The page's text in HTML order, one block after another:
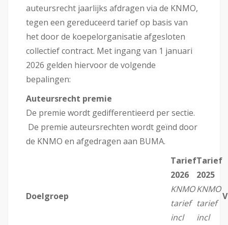
auteursrecht jaarlijks afdragen via de KNMO,
tegen een gereduceerd tarief op basis van
het door de koepelorganisatie afgesloten
collectief contract. Met ingang van 1 januari
2026 gelden hiervoor de volgende
bepalingen:
Auteursrecht premie
De premie wordt gedifferentieerd per sectie.
De premie auteursrechten wordt geïnd door
de KNMO en afgedragen aan BUMA.
Doelgroep
Tarief
2026
KNMO
tarief
incl
Tarief
2025
KNMO
tarief
incl